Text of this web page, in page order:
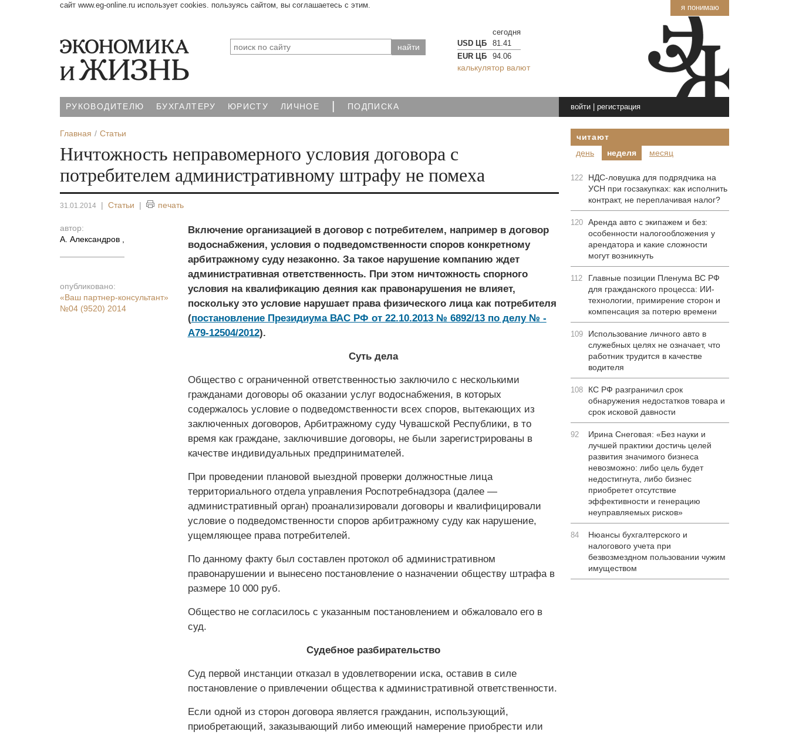
я понимаю
сайт www.eg-online.ru использует cookies. пользуясь сайтом, вы соглашаетесь с этим.
сегодня
USD ЦБ
81.41
EUR ЦБ
94.06
калькулятор валют
РУКОВОДИТЕЛЮ БУХГАЛТЕРУ ЮРИСТУ ЛИЧНОЕ | ПОДПИСКА войти| регистрация
Главная Статьи
Ничтожность неправомерного условия договора с
потребителем административному штрафу не помеха
31.01.2014 | Статьи | печать
автор:
А. Александров
опубликовано:
«Ваш партнер-консультант»
№04 (9520) 2014
Включение организацией в договор с потребителем, например в договор
водоснабжения, условия о подведомственности споров конкретному
арбитражному суду незаконно. За такое нарушение компанию ждет
административная ответственность. При этом ничтожность спорного
условия на квалификацию деяния как правонарушения не влияет,
поскольку это условие нарушает права физического лица как потребителя
(постано­­вление Президиума ВАС РФ от 22.10.2013 № 6892/13 по делу № ­­
А79-12504/2012).
Суть дела
Общество с ограниченной ответственностью заключило с несколькими
гражданами договоры об оказании услуг водоснабжения, в которых
содержалось условие о подведомственности всех споров, вытекающих из
заключенных договоров, Арбитражному суду Чувашской Республики, в то
время как граждане, заключившие договоры, не были зарегистрированы в
качестве индивидуальных предпринимателей.
При проведении плановой выездной проверки должностные лица
территориального отдела управления Роспотребнадзора (далее —
административный орган) проанализировали договоры и квалифицировали
условие о подведомственности споров арбитражному суду как нарушение,
ущемляющее права потребителей.
По данному факту был составлен протокол об административном
правонарушении и вынесено постановление о назначении обществу штрафа в
размере 10 000 руб.
Общество не согласилось с указанным постановлением и обжаловало его в
суд.
Судебное разбирательство
Суд первой инстанции отказал в удовлетворении иска, оставив в силе
постановление о привлечении общества к административной ответственности.
Если одной из сторон договора является гражданин, использующий,
приобретающий, заказывающий либо имеющий намерение приобрести или
читают
день
неделя месяц
122
НДС-ловушка для подрядчика на
УСН при госзакупках: как исполнить
контракт, не переплачивая налог?
120 Аренда авто с экипажем и без:
особенности налогообложения у
арендатора и какие сложности
могут возникнуть
112
Главные позиции Пленума ВС РФ
для гражданского процесса: ИИ-
технологии, примирение сторон и
компенсация за потерю времени
109
Использование личного авто в
служебных целях не означает, что
работник трудится в качестве
водителя
108
КС РФ разграничил срок
обнаружения недостатков товара и
срок исковой давности
92
Ирина Снеговая: «Без науки и
лучшей практики достичь целей
развития значимого бизнеса
невозможно: либо цель будет
недостигнута, либо бизнес
приобретет отсутствие
эффективности и генерацию
неуправляемых рисков»
84
Нюансы бухгалтерского и
налогового учета при
безвозмездном пользовании чужим
имуществом